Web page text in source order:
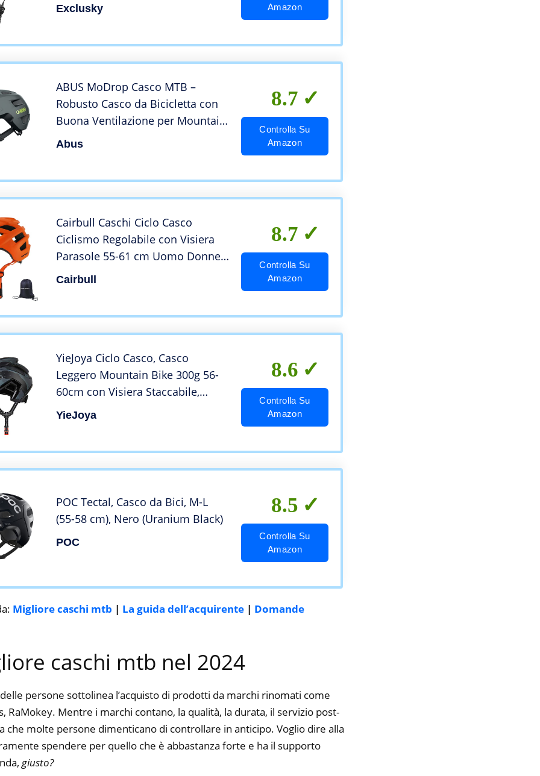
Parasole Staccabile Adatto per
Exclusky
Amazon
ABUS MoDrop Casco MTB –
Robusto Casco da Bicicletta con
Buona Ventilazione per Mountain
Biker -Vestibilità Individuale – per
Abus
8.7
Controlla Su
Amazon
Cairbull Caschi Ciclo Casco
Ciclismo Regolabile con Visiera
Parasole 55-61 cm Uomo Donne
Mountain Sicurezza Protezione
Cairbull
8.7
Controlla Su
Amazon
YieJoya Ciclo Casco, Casco
Leggero Mountain Bike 300g 56-
60cm con Visiera Staccabile,
Regolabile in Forma, 15 Vetns
MTB Casco della Bicicletta per Gli
YieJoya
8.6
Controlla Su
Amazon
POC Tectal, Casco da Bici, M-L
(55-58 cm), Nero (Uranium Black)
POC
8.5
Controlla Su
Amazon
Migliore caschi mtb | La guida dell’acquirente | Domande
caschi mtb nel 2024
persone sottolinea l’acquisto di prodotti da marchi rinomati come
RaMokey. Mentre i marchi contano, la qualità, la durata, il servizio post-
che molte persone dimenticano di controllare in anticipo. Voglio dire alla
spendere per quello che è abbastanza forte e ha il supporto
giusto?